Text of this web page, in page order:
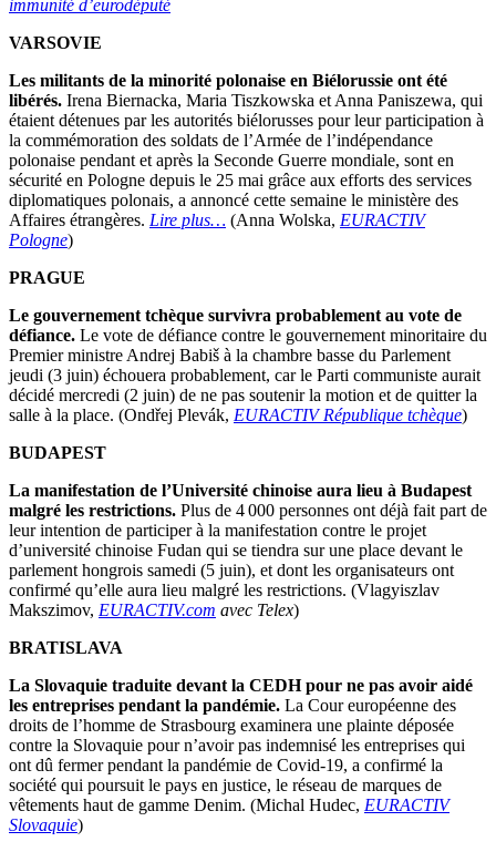
immunité d’eurodéputé
VARSOVIE
Les militants de la minorité polonaise en Biélorussie ont été
libérés. Irena Biernacka, Maria Tiszkowska et Anna Paniszewa, qui
étaient détenues par les autorités biélorusses pour leur participation à
la commémoration des soldats de l’Armée de l’indépendance
polonaise pendant et après la Seconde Guerre mondiale, sont en
sécurité en Pologne depuis le 25 mai grâce aux efforts des services
diplomatiques polonais, a annoncé cette semaine le ministère des
Affaires étrangères. Lire plus… (Anna Wolska, EURACTIV
Pologne)
PRAGUE
Le gouvernement tchèque survivra probablement au vote de
défiance. Le vote de défiance contre le gouvernement minoritaire du
Premier ministre Andrej Babiš à la chambre basse du Parlement
jeudi (3 juin) échouera probablement, car le Parti communiste aurait
décidé mercredi (2 juin) de ne pas soutenir la motion et de quitter la
salle à la place. (Ondřej Plevák, EURACTIV République tchèque)
BUDAPEST
La manifestation de l’Université chinoise aura lieu à Budapest
malgré les restrictions. Plus de 4 000 personnes ont déjà fait part de
leur intention de participer à la manifestation contre le projet
d’université chinoise Fudan qui se tiendra sur une place devant le
parlement hongrois samedi (5 juin), et dont les organisateurs ont
confirmé qu’elle aura lieu malgré les restrictions. (Vlagyiszlav
Makszimov, EURACTIV.com avec Telex)
BRATISLAVA
La Slovaquie traduite devant la CEDH pour ne pas avoir aidé
les entreprises pendant la pandémie. La Cour européenne des
droits de l’homme de Strasbourg examinera une plainte déposée
contre la Slovaquie pour n’avoir pas indemnisé les entreprises qui
ont dû fermer pendant la pandémie de Covid-19, a confirmé la
société qui poursuit le pays en justice, le réseau de marques de
vêtements haut de gamme Denim. (Michal Hudec, EURACTIV
Slovaquie)